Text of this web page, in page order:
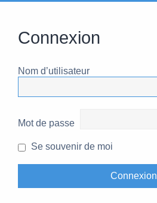
Connexion
Nom d’utilisateur
Mot de passe
Se souvenir de moi